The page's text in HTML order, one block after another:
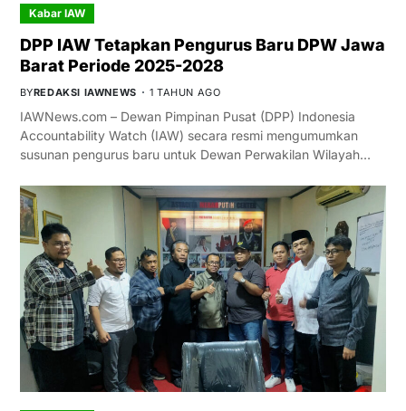
Kabar IAW
DPP IAW Tetapkan Pengurus Baru DPW Jawa
Barat Periode 2025-2028
BYREDAKSI IAWNEWS 1 TAHUN AGO
IAWNews.com – Dewan Pimpinan Pusat (DPP) Indonesia
Accountability Watch (IAW) secara resmi mengumumkan
susunan pengurus baru untuk Dewan Perwakilan Wilayah…